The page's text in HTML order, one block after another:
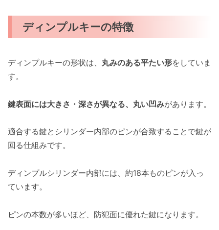
ディンプルキーの特徴
ディンプルキーの形状は、 丸みのある平たい形をしていま
す。
鍵表面には大きさ・深さが異なる、丸い凹みがあります。
適合する鍵とシリンダー内部のピンが合致することで鍵が
回る仕組みです。
ディンプルシリンダー内部には、約18本ものピンが入っ
ています。
ピンの本数が多いほど、防犯面に優れた鍵になります。